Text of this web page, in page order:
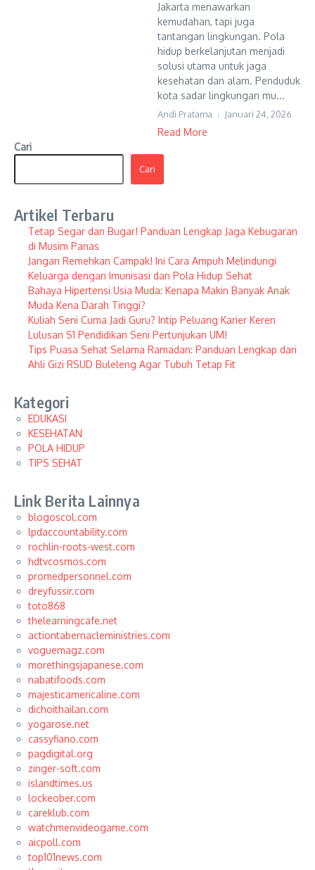
Jakarta menawarkan
kemudahan, tapi juga
tantangan lingkungan. Pola
hidup berkelanjutan menjadi
solusi utama untuk jaga
kesehatan dan alam. Penduduk
kota sadar lingkungan mu...
Andi Pratama Januari 24, 2026
Read More
Cari
Cari
Artikel Terbaru
Tetap Segar dan Bugar! Panduan Lengkap Jaga Kebugaran
di Musim Panas
Jangan Remehkan Campak! Ini Cara Ampuh Melindungi
Keluarga dengan Imunisasi dan Pola Hidup Sehat
Bahaya Hipertensi Usia Muda: Kenapa Makin Banyak Anak
Muda Kena Darah Tinggi?
Kuliah Seni Cuma Jadi Guru? Intip Peluang Karier Keren
Lulusan S1 Pendidikan Seni Pertunjukan UM!
Tips Puasa Sehat Selama Ramadan: Panduan Lengkap dari
Ahli Gizi RSUD Buleleng Agar Tubuh Tetap Fit
Kategori
EDUKASI
KESEHATAN
POLA HIDUP
TIPS SEHAT
Link Berita Lainnya
blogoscol.com
lpdaccountability.com
rochlin-roots-west.com
hdtvcosmos.com
promedpersonnel.com
dreyfussir.com
toto868
thelearningcafe.net
actiontabernacleministries.com
voguemagz.com
morethingsjapanese.com
nabatifoods.com
majesticamericaline.com
dichoithailan.com
yogarose.net
cassyfiano.com
pagdigital.org
zinger-soft.com
islandtimes.us
lockeober.com
careklub.com
watchmenvideogame.com
aicpoll.com
top101news.com